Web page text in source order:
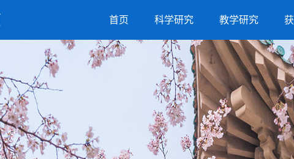
首页 科学研究 教学研究